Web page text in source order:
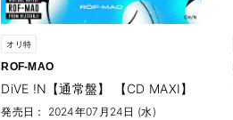
オリ特
ROF-MAO
DiVE !N【通常盤】 【CD MAXI】
発売日： 2024年07月24日 (水)